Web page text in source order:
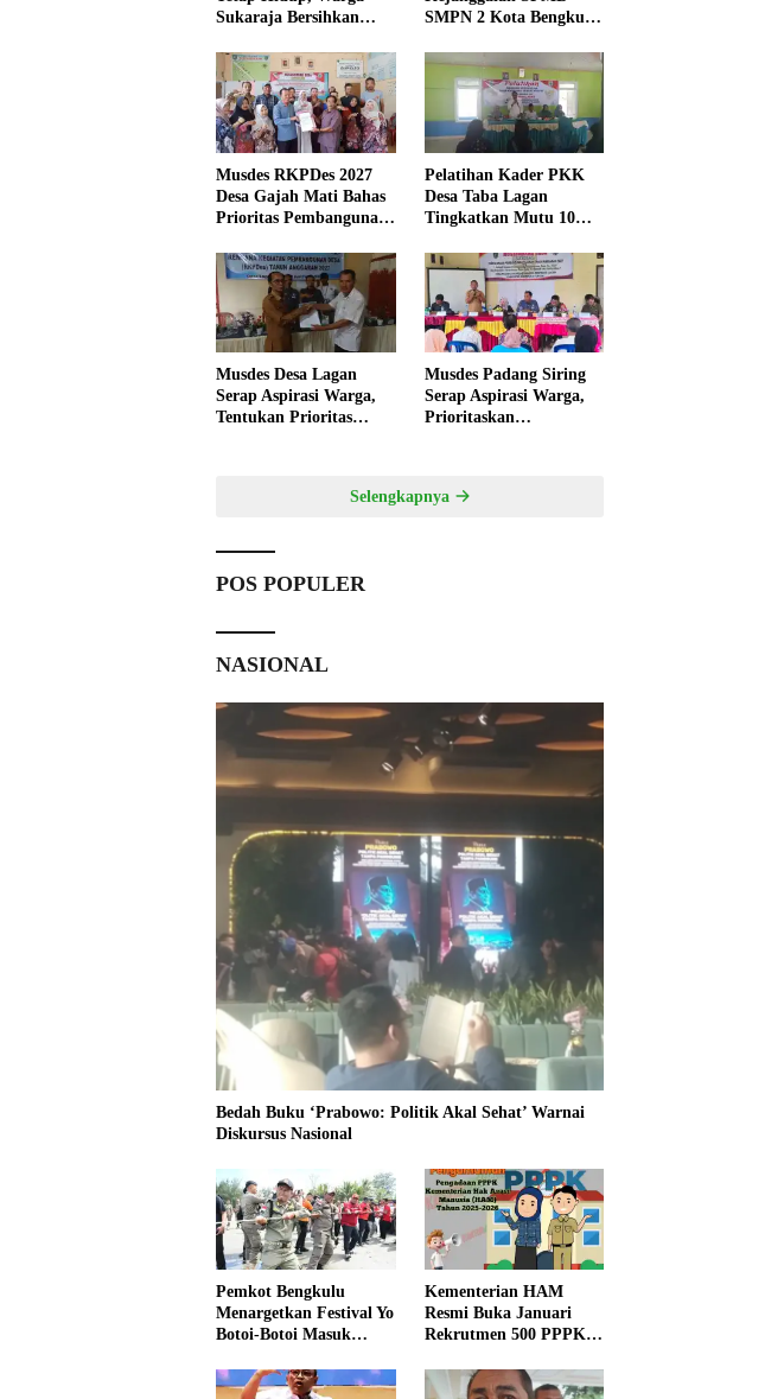
Sukaraja Bersihkan
SMPN 2 Kota Bengkulu,
Menyeluruh
Musdes RKPDes 2027
Desa Gajah Mati Bahas
Prioritas Pembangunan
Pelatihan Kader PKK
Desa Taba Lagan
Tingkatkan Mutu 10
Musdes Desa Lagan
Serap Aspirasi Warga,
Tentukan Prioritas
Musdes Padang Siring
Serap Aspirasi Warga,
Prioritaskan
Selengkapnya
POS POPULER
NASIONAL
Bedah Buku ‘Prabowo: Politik Akal Sehat’ Warnai
Diskursus Nasional
Pemkot Bengkulu
Menargetkan Festival Yo
Botoi-Botoi Masuk
Nasional
Kementerian HAM
Resmi Buka Januari
Rekrutmen 500 PPPK,